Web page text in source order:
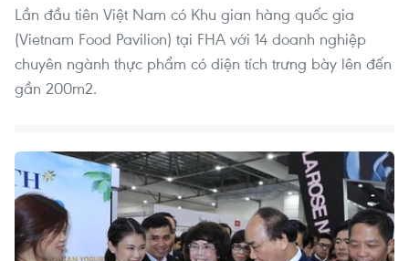
Lần đầu tiên Việt Nam có Khu gian hàng quốc gia
(Vietnam Food Pavilion) tại FHA với 14 doanh nghiệp
chuyên ngành thực phẩm có diện tích trưng bày lên đến
gần 200m2.